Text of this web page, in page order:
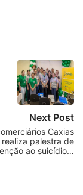
Next Post
Caxias
realiza palestra de
ao suicídio…